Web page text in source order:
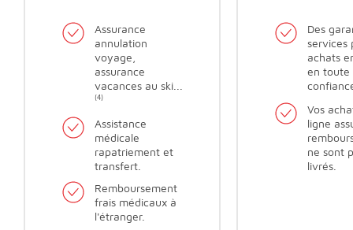
Assurance
annulation
voyage,
assurance
vacances au ski...
(4)
Assistance
médicale
rapatriement et
transfert.
Remboursement
frais médicaux à
l'étranger.
Des
services
achats
en toute
Vos
ligne
ne sont
livrés.